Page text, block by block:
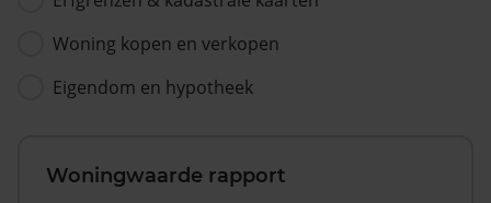
Woning kopen en verkopen
Eigendom en hypotheek
Woningwaarde rapport